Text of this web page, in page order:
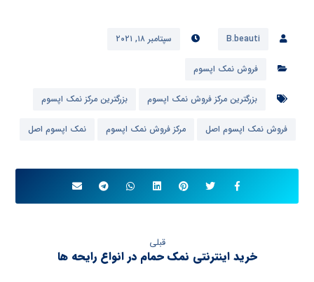
B.beauti سپتامبر ۱۸, ۲۰۲۱
فروش نمک اپسوم
بزرگترین مرکز فروش نمک اپسوم بزرگترین مرکز نمک اپسوم
فروش نمک اپسوم اصل مرکز فروش نمک اپسوم نمک اپسوم اصل
قبلی
خرید اینترنتی نمک حمام در انواع رایحه ها